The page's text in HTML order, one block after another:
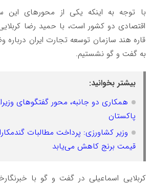
با توجه به اینکه یکی از محورهای این
اقتصادی دو کشور است، با حمید رضا
قاره هند سازمان توسعه تجارت ایران
به گفت و گو نشستیم.
بیشتر بخوانید:
همکاری دو جانبه، محور گفتگوهای
پاکستان
وزیر کشاورزی: پرداخت مطالبات
قیمت برنج کاهش می‌یابد
کربلایی اسماعیلی در گفت و گو با